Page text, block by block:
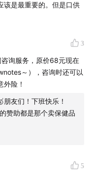
该是最重要的。但是口供
3
询服务，原价68元现在
～），咨询时还可以
险！
朋友们！下班快乐！
赞助都是那个卖保健品
5